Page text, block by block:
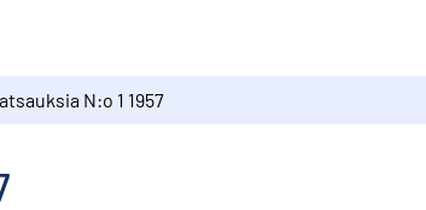
N:o 1 1957